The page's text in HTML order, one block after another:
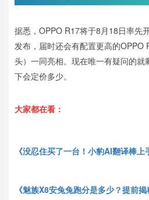
据悉，OPPO R17将于8月18日率先
发布，届时还会有配置更高的OPPO
头）一同亮相。现在唯一有疑问的
下会定价多少。
大家都在看：
《没忍住买了一台！小豹AI翻译棒上
《魅族X8安兔兔跑分是多少？提前揭